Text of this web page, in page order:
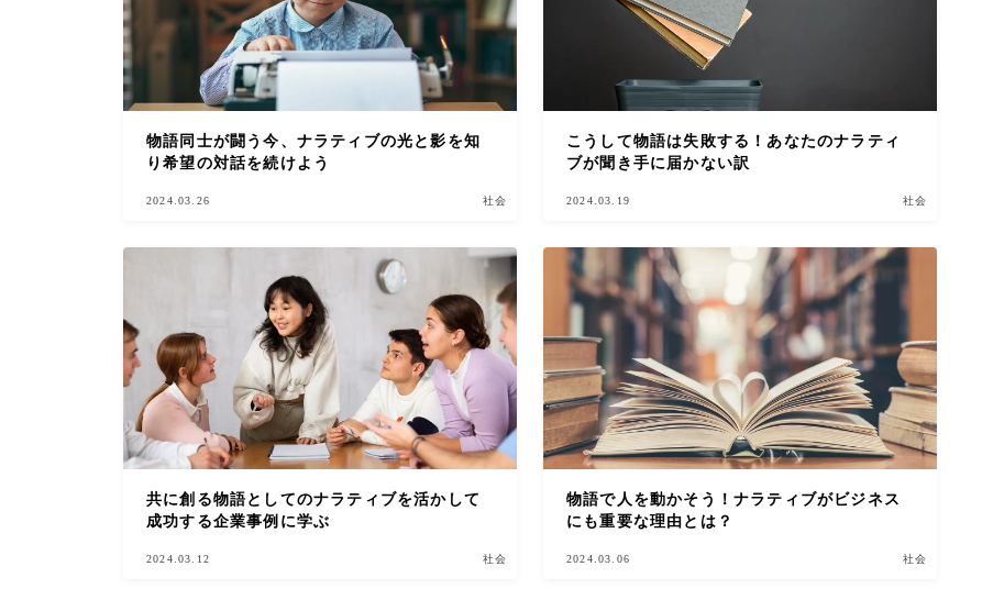
物語同士が闘う今、ナラティブの光と影を知
り希望の対話を続けよう
2024.03.26 社会
こうして物語は失敗する！あなたのナラティ
ブが聞き手に届かない訳
2024.03.19 社会
共に創る物語としてのナラティブを活かして
成功する企業事例に学ぶ
2024.03.12 社会
物語で人を動かそう！ナラティブがビジネス
にも重要な理由とは？
2024.03.06 社会